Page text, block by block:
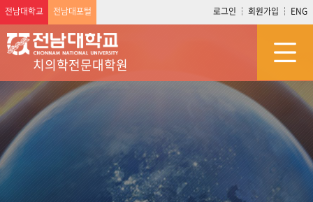
전남대학교 전남대포털 로그인 회원가입 ENG
치의학전문대학원